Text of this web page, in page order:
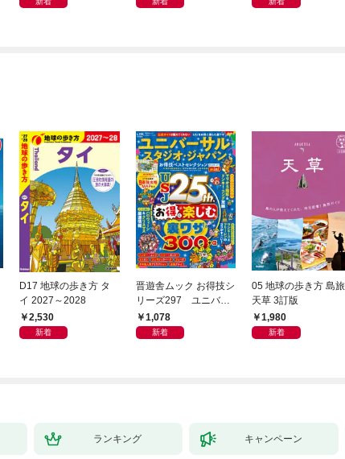
D17 地球の歩き方 タ
イ 2027～2028
2,530
新着
晋遊舎ムック お得技シ
リーズ297 ユニバー
サル・スタジオ・ジャ
パンお得技ベストセレ
1,078
新着
05 地球の歩き方 島旅
天草 3訂版
1,980
新着
ランキング キャンペーン